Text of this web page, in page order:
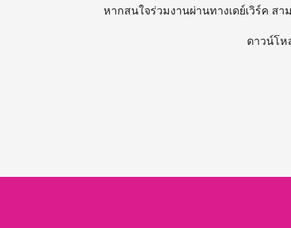
หากสนใจร่วมงานผ่านทางเดย์เวิร์ค ส
ดาวน์โห